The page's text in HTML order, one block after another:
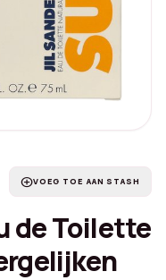
add_circleVOEG TOE AAN STASH
de Toilette